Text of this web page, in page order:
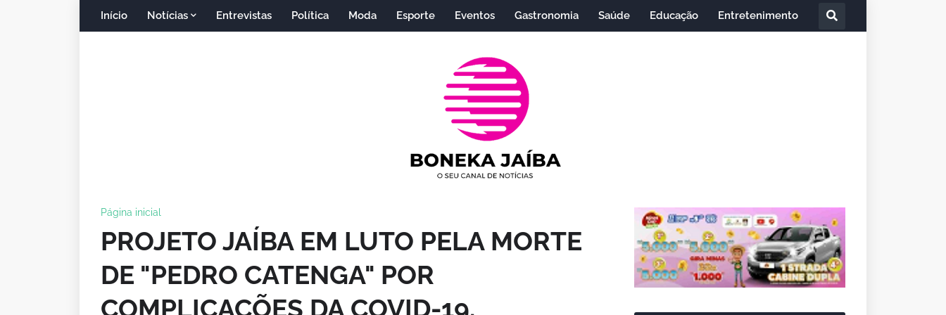
Início Notícias Entrevistas Política Moda Esporte Eventos Gastronomia Saúde Educação Entretenimento
Página inicial
PROJETO JAÍBA EM LUTO PELA MORTE
DE "PEDRO CATENGA" POR
COMPLICAÇÕES DA COVID-19.